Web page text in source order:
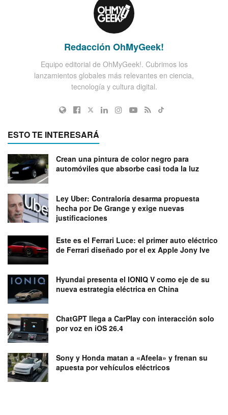
Redacción OhMyGeek!
Equipo editorial de OhMyGeek!. Cubrimos los
lanzamientos globales más relevantes en ciencia,
tecnología y cultura digital.
ESTO TE INTERESARÁ
Crean una pintura de color negro para
automóviles que absorbe casi toda la luz
Ley Uber: Contraloría desarma propuesta
hecha por De Grange y exige nuevas
justificaciones
Este es el Ferrari Luce: el primer auto eléctrico
de Ferrari diseñado por el ex Apple Jony Ive
Hyundai presenta el IONIQ V como eje de su
nueva estrategia eléctrica en China
ChatGPT llega a CarPlay con interacción solo
por voz en iOS 26.4
Sony y Honda matan a «Afeela» y frenan su
apuesta por vehículos eléctricos